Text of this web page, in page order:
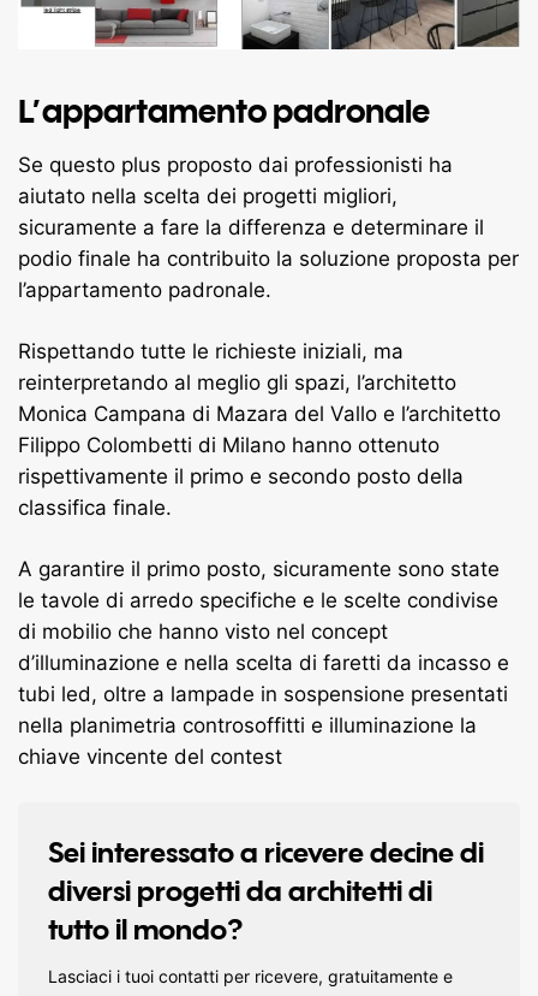
L’appartamento padronale
Se questo plus proposto dai professionisti ha
aiutato nella scelta dei progetti migliori,
sicuramente a fare la differenza e determinare il
podio finale ha contribuito la soluzione proposta per
l’appartamento padronale.
Rispettando tutte le richieste iniziali, ma
reinterpretando al meglio gli spazi, l’architetto
Monica Campana di Mazara del Vallo e l’architetto
Filippo Colombetti di Milano hanno ottenuto
rispettivamente il primo e secondo posto della
classifica finale.
A garantire il primo posto, sicuramente sono state
le tavole di arredo specifiche e le scelte condivise
di mobilio che hanno visto nel concept
d’illuminazione e nella scelta di faretti da incasso e
tubi led, oltre a lampade in sospensione presentati
nella planimetria controsoffitti e illuminazione la
chiave vincente del contest
Sei interessato a ricevere decine di
diversi progetti da architetti di
tutto il mondo?
Lasciaci i tuoi contatti per ricevere, gratuitamente e